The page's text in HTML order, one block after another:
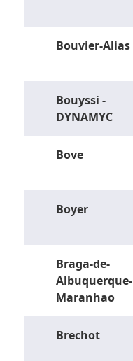
Bouvier-Alias
Bouyssi -
DYNAMYC
Bove
Boyer
Braga-de-
Albuquerque-
Maranhao
Brechot